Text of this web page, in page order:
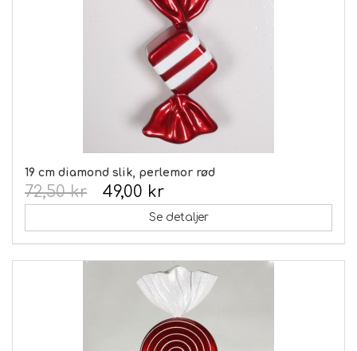
19 cm diamond slik, perlemor rød
49,00 kr
72,50 kr
Se detaljer